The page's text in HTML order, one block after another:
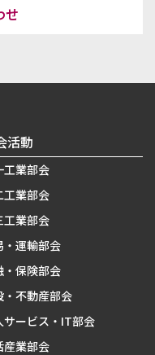
せ
活動
工業部会
工業部会
工業部会
・運輸部会
・保険部会
・不動産部会
サービス・IT部会
産業部会